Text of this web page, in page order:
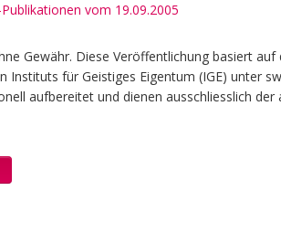
vom 19.09.2005
Gewähr. Diese Veröffentlichung basiert
Instituts für Geistiges Eigentum (IGE) unter
aufbereitet und dienen ausschliesslich